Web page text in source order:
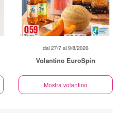
dal 27/7 al 9/8/2026
Volantino EuroSpin
Mostra volantino